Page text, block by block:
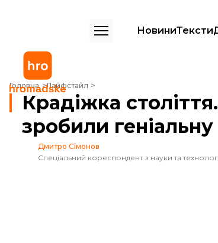
НовиниТексти
Головна Лайфстайл
Крадіжка століття. Неймовірні пригоди «Мони Лізи»,
Крадіжка
зробили
Дмитро Сімонов
Спеціальний кореспондент з науки та